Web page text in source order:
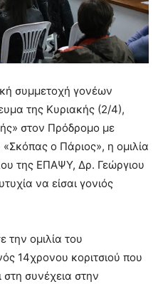
συμμετοχή γονέων
της Κυριακής (2/4),
στον Πρόδρομο με
ο Πάριος», η ομιλία
της ΕΠΑΨΥ, Δρ. Γεώργιου
να είσαι γονιός
την ομιλία του
14χρονου κοριτσιού που
στη συνέχεια στην